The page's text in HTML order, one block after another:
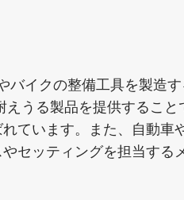
バイクの整備工具を製造す
うる製品を提供すること
ています。また、自動車
セッティングを担当する